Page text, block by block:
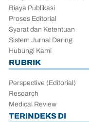
Biaya Publikasi
Proses Editorial
Syarat dan Ketentuan
Sistem Jurnal Daring
Hubungi Kami
RUBRIK
Perspective (Editorial)
Research
Medical Review
TERINDEKS DI